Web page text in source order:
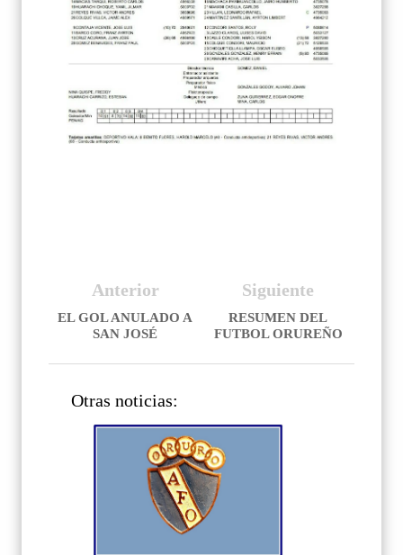
Siguiente
RESUMEN DEL
FUTBOL ORUREÑO
Anterior
EL GOL ANULADO A
SAN JOSÉ
Otras noticias: